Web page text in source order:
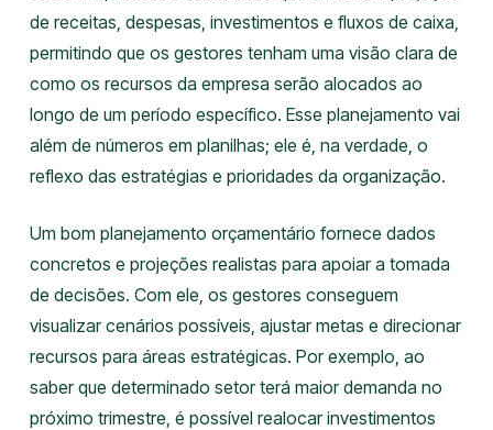
de receitas, despesas, investimentos e fluxos de caixa,
permitindo que os gestores tenham uma visão clara de
como os recursos da empresa serão alocados ao
longo de um período específico. Esse planejamento vai
além de números em planilhas; ele é, na verdade, o
reflexo das estratégias e prioridades da organização.
Um bom planejamento orçamentário fornece dados
concretos e projeções realistas para apoiar a tomada
de decisões. Com ele, os gestores conseguem
visualizar cenários possíveis, ajustar metas e direcionar
recursos para áreas estratégicas. Por exemplo, ao
saber que determinado setor terá maior demanda no
próximo trimestre, é possível realocar investimentos